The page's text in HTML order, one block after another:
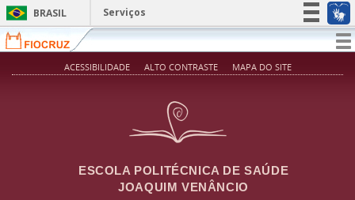
Pular para o conteúdo principal
BRASIL
Serviços
Simplifique!
Participe
ACESSIBILIDADE ALTO CONTRASTE MAPA DO SITE
ESCOLA POLITÉCNICA DE SAÚDE
JOAQUIM VENÂNCIO